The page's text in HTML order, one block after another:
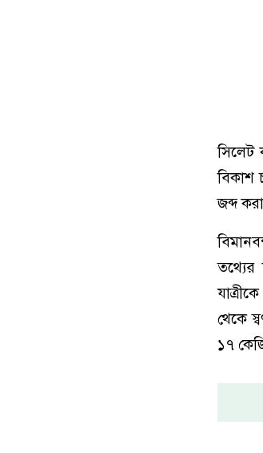
সিলেট
বিকাশ
জব্দ
তথ্যের
থেকে
১৭